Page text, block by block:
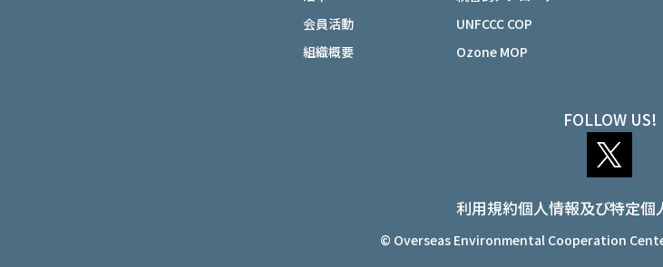
会員活動
組織概要
UNFCCC COP
Ozone MOP
FOLLOW US!
利用規約個人情報及び特定個
© Overseas Environmental Cooperation